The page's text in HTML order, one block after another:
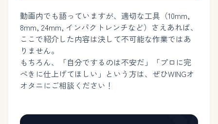
動画内でも語っていますが、適切な工具（10mm,
8mm, 24mm, インパクトレンチなど）さえあれば、
ここで紹介した内容は決して不可能な作業ではあ
りません。
もちろん、「自分でするのは不安だ」「プロに完
ぺきに仕上げてほしい」という方は、ぜひWINGオ
オタニにご相談ください！